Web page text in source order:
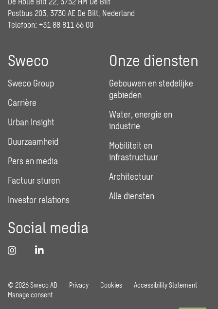
Postbus 203, 3730 AE De Bilt, Nederland
Telefoon: +31 88 811 66 00
Sweco
Sweco Group
Carrière
Urban Insight
Duurzaamheid
Pers en media
Factuur sturen
Investor relations
Onze diensten
Gebouwen en stedelijke
gebieden
Water, energie en
industrie
Mobiliteit en
infrastructuur
Architectuur
Alle diensten
Social media
© 2026 Sweco AB Privacy Cookies
Accessibility Statement
Manage consent